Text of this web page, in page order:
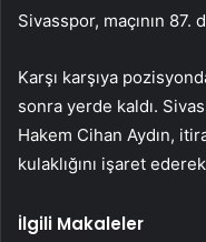
Sivasspor, maçının 87.
Karşı karşıya
sonra yerde kaldı.
Hakem Cihan Aydın,
kulaklığını işaret
İlgili Makaleler